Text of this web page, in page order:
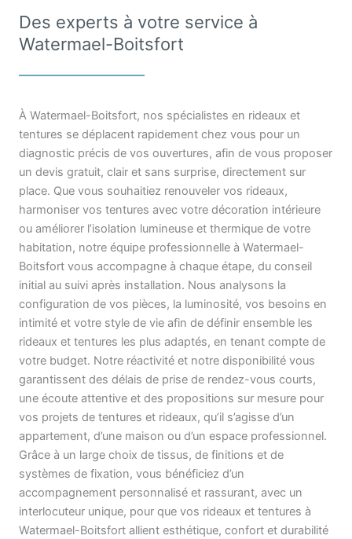
Des experts à votre service à
Watermael-Boitsfort
À Watermael-Boitsfort, nos spécialistes en rideaux et
tentures se déplacent rapidement chez vous pour un
diagnostic précis de vos ouvertures, afin de vous proposer
un devis gratuit, clair et sans surprise, directement sur
place. Que vous souhaitiez renouveler vos rideaux,
harmoniser vos tentures avec votre décoration intérieure
ou améliorer l’isolation lumineuse et thermique de votre
habitation, notre équipe professionnelle à Watermael-
Boitsfort vous accompagne à chaque étape, du conseil
initial au suivi après installation. Nous analysons la
configuration de vos pièces, la luminosité, vos besoins en
intimité et votre style de vie afin de définir ensemble les
rideaux et tentures les plus adaptés, en tenant compte de
votre budget. Notre réactivité et notre disponibilité vous
garantissent des délais de prise de rendez-vous courts,
une écoute attentive et des propositions sur mesure pour
vos projets de tentures et rideaux, qu’il s’agisse d’un
appartement, d’une maison ou d’un espace professionnel.
Grâce à un large choix de tissus, de finitions et de
systèmes de fixation, vous bénéficiez d’un
accompagnement personnalisé et rassurant, avec un
interlocuteur unique, pour que vos rideaux et tentures à
Watermael-Boitsfort allient esthétique, confort et durabilité